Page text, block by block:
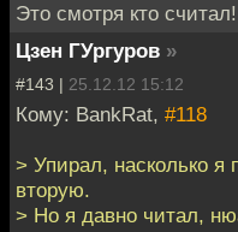
Это смотря кто считал!
Цзен ГУргуров »
#143 | 25.12.12 15:12
Кому: BankRat, #118
> Упирал, насколько
вторую.
> Но я давно читал,